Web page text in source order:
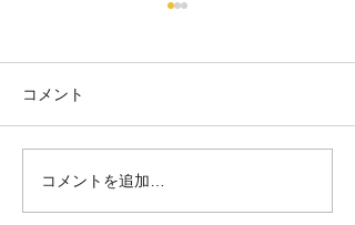
陶器ペアシーサー💕
コメント
コメントを追加…